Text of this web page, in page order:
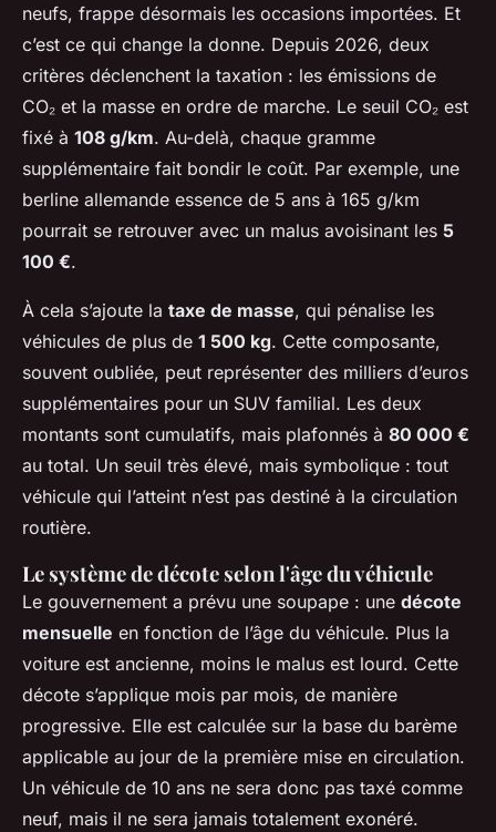
neufs, frappe désormais les occasions importées. Et
c’est ce qui change la donne. Depuis 2026, deux
critères déclenchent la taxation : les émissions de
CO₂ et la masse en ordre de marche. Le seuil CO₂ est
fixé à 108 g/km. Au-delà, chaque gramme
supplémentaire fait bondir le coût. Par exemple, une
berline allemande essence de 5 ans à 165 g/km
pourrait se retrouver avec un malus avoisinant les 5
100 €.
À cela s’ajoute la taxe de masse, qui pénalise les
véhicules de plus de 1 500 kg. Cette composante,
souvent oubliée, peut représenter des milliers d’euros
supplémentaires pour un SUV familial. Les deux
montants sont cumulatifs, mais plafonnés à 80 000 €
au total. Un seuil très élevé, mais symbolique : tout
véhicule qui l’atteint n’est pas destiné à la circulation
routière.
Le système de décote selon l'âge du véhicule
Le gouvernement a prévu une soupape : une décote
mensuelle en fonction de l’âge du véhicule. Plus la
voiture est ancienne, moins le malus est lourd. Cette
décote s’applique mois par mois, de manière
progressive. Elle est calculée sur la base du barème
applicable au jour de la première mise en circulation.
Un véhicule de 10 ans ne sera donc pas taxé comme
neuf, mais il ne sera jamais totalement exonéré.